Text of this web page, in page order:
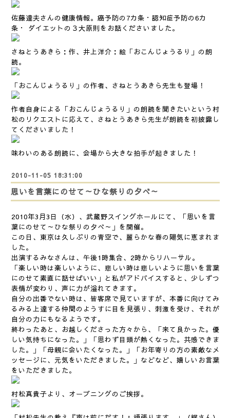
佐藤達夫さんの健康情報。癌予防の7カ条・認知症予防の6カ
条・ ダイエットの３大原則をお話くださいました。
さねとうあきら：作、井上洋介：絵「おこんじょうるり」の朗
読。
「おこんじょうるり」の作者、さねとうあきら先生も登場！
作者自身による「おこんじょうるり」の朗読を聞きたいという村
松のリクエストに応えて、さねとうあきら先生が朗読を初披露し
てくださいました！
味わいのある朗読に、会場から大きな拍手が起きました！
2010-11-05 18:31:00
思いを言葉にのせて～ひな祭りの夕べ～
2010年3月3日（水）、武蔵野スイングホールにて、「思いを言
葉にのせて～ひな祭りの夕べ～」を開催。
この日、東京は久しぶりの青空で、麗らかな春の陽気に恵まれま
した。
出演するみなさんは、午後1時集合、2時からリハーサル。
「楽しい時は楽しいように、悲しい時は悲しいように思いを言葉
にのせて素直に話せばいい」と私がアドバイスすると、少しずつ
表情が変わり、声に力が溢れてきます。
自分の出番でない時は、皆客席で見ていますが、本番に向けてみ
るみる上達する仲間のようすに目を見張り、刺激を受け、それが
自分の力にもなるようです。
終わったあと、お越しくださった方々から、「来て良かった。優
しい気持ちになった。」「思わず目頭が熱くなった。共感できま
した。」「母親に会いたくなった。」「お年寄りの方の素敵なメ
ッセージに、元気をいただきました。」などなど、嬉しいお言葉
をいただきました。
村松真貴子より、オープニングのご挨拶。